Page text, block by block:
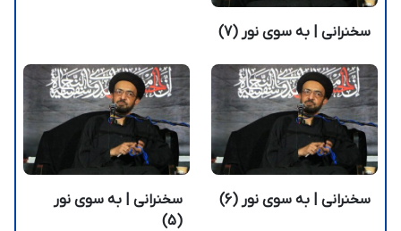
سخنرانی | به سوی نور (7)
سخنرانی | به سوی نور (6)
سخنرانی | به سوی نور
(5)